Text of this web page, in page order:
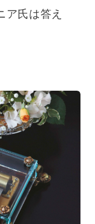
ア氏は答え